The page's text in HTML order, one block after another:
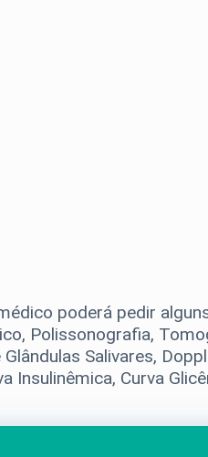
poderá pedir
Polissonografia,
Salivares,
Insulinêmica, Curva